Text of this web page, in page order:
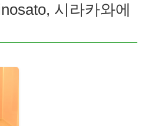
시라카와에